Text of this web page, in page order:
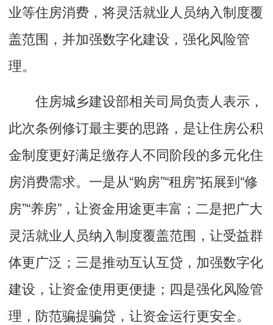
业等住房消费，将灵活就业人员纳入制度覆
盖范围，并加强数字化建设，强化风险管
理。
住房城乡建设部相关司局负责人表示，
此次条例修订最主要的思路，是让住房公积
金制度更好满足缴存人不同阶段的多元化住
房消费需求。一是从“购房”“租房”拓展到“修
房”“养房”，让资金用途更丰富；二是把广大
灵活就业人员纳入制度覆盖范围，让受益群
体更广泛；三是推动互认互贷，加强数字化
建设，让资金使用更便捷；四是强化风险管
理，防范骗提骗贷，让资金运行更安全。